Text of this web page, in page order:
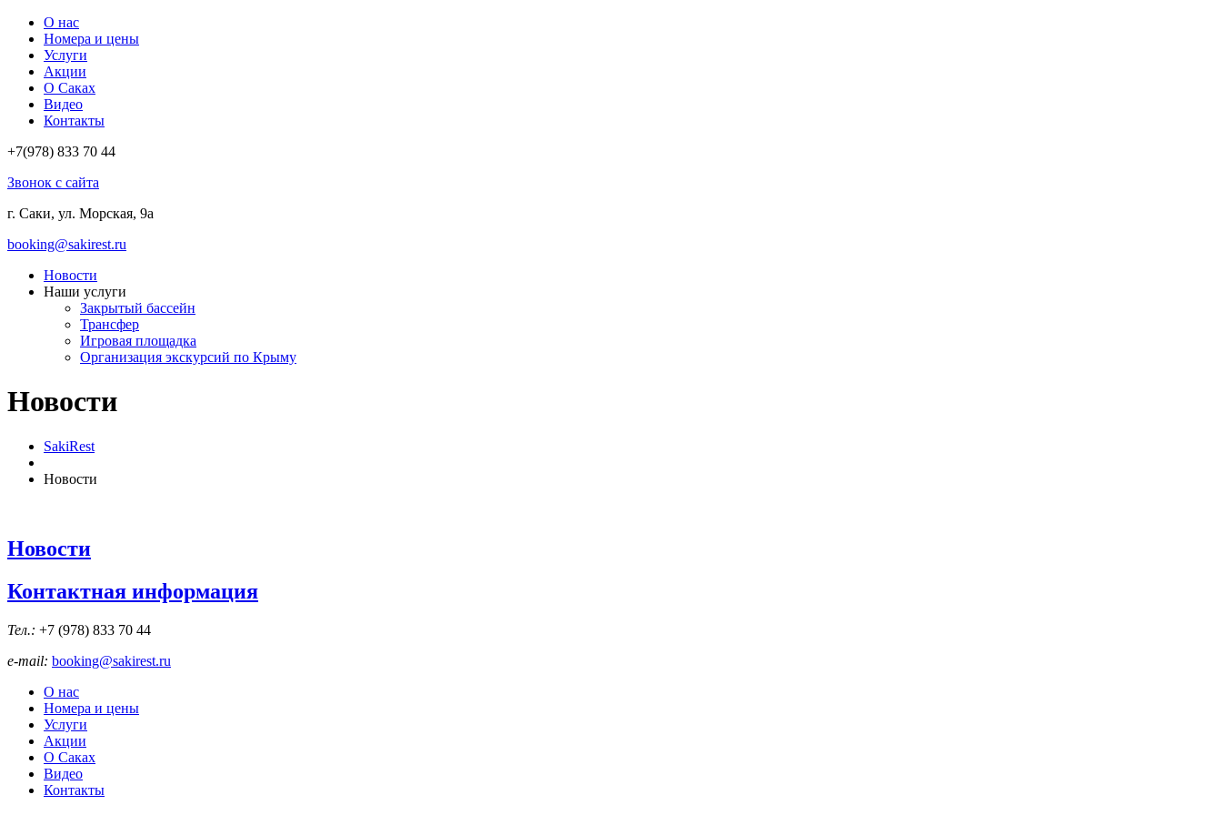
О нас
Номера и цены
Услуги
Акции
О Саках
Видео
Контакты
+7(978) 833 70 44
Звонок с сайта
г. Саки, ул. Морская, 9а
booking@sakirest.ru
Новости
Наши услуги
Закрытый бассейн
Трансфер
Игровая площадка
Организация экскурсий по Крыму
Новости
SakiRest
Новости
Новости
Контактная информация
Тел.: +7 (978) 833 70 44
e-mail: booking@sakirest.ru
О нас
Номера и цены
Услуги
Акции
О Саках
Видео
Контакты